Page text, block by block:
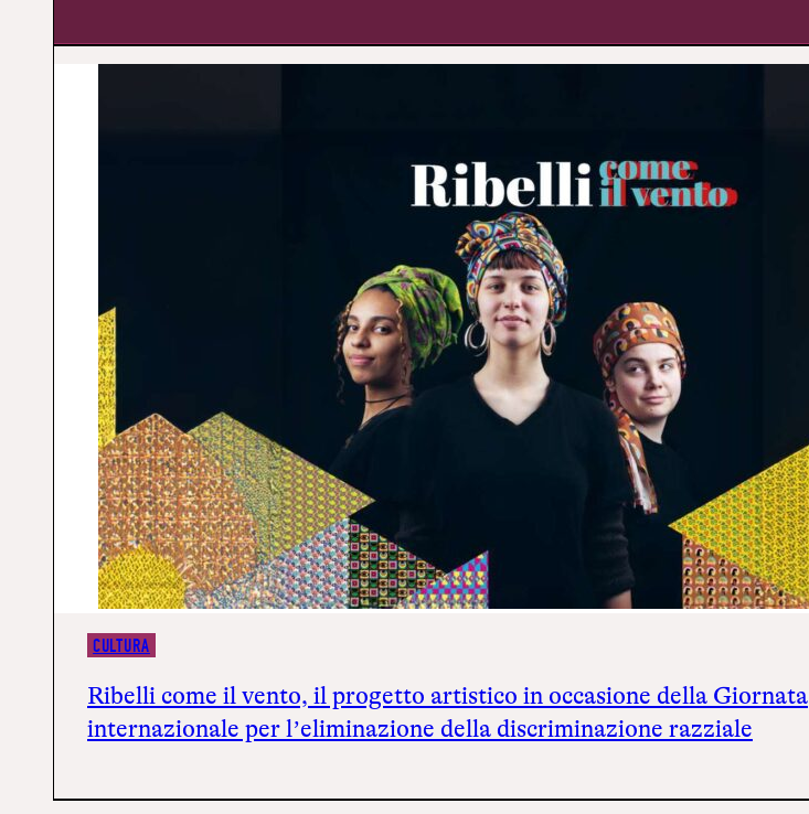
CULTURA
Ribelli come il vento, il progetto artistico in occasione della Giornata
internazionale per l’eliminazione della discriminazione razziale